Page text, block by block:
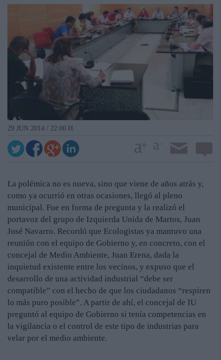
29 JUN 2014 / 22:00 H.
La polémica no es nueva, sino que viene de años atrás y,
como ya ocurrió en otras ocasiones, llegó al pleno
municipal. Fue en forma de pregunta y la realizó el
portavoz del grupo de Izquierda Unida de Martos, Juan
José Navarro. Recordó que Ecologistas ya mantuvo una
reunión con el equipo de Gobierno y, en concreto, con el
concejal de Medio Ambiente, Juan Erena, dada la
inquietud existente entre los vecinos, y expuso que el
desarrollo de una actividad industrial “debe ser
compatible” con el hecho de que los ciudadanos “respiren
lo más puro posible”. A partir de ahí, el concejal de IU
preguntó al equipo de Gobierno si tenía competencias en
la vigilancia o el control de este tipo de industrias para
velar por el medio ambiente.